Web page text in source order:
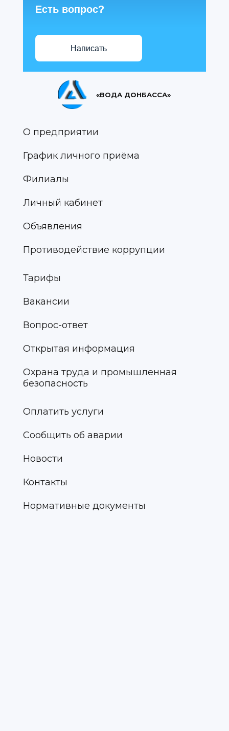
Есть вопрос?
Написать
«ВОДА ДОНБАССА»
О предприятии
График личного приёма
Филиалы
Личный кабинет
Объявления
Противодействие коррупции
Тарифы
Вакансии
Вопрос-ответ
Открытая информация
Охрана труда и промышленная
безопасность
Оплатить услуги
Сообщить об аварии
Новости
Контакты
Нормативные документы